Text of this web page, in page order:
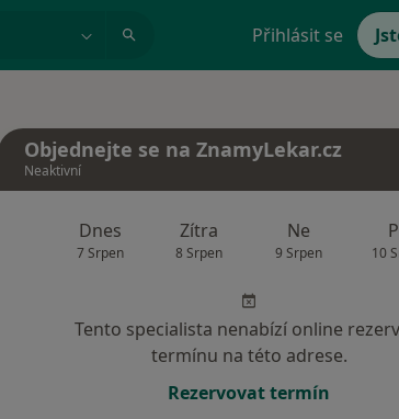
Přihlásit se
Objednejte se na ZnamyLekar.cz
Neaktivní
Dnes
7 Srpen
Zítra
8 Srpen
Ne
9 Srpen 10
Tento specialista nenabízí online
termínu na této adrese.
Rezervovat termín